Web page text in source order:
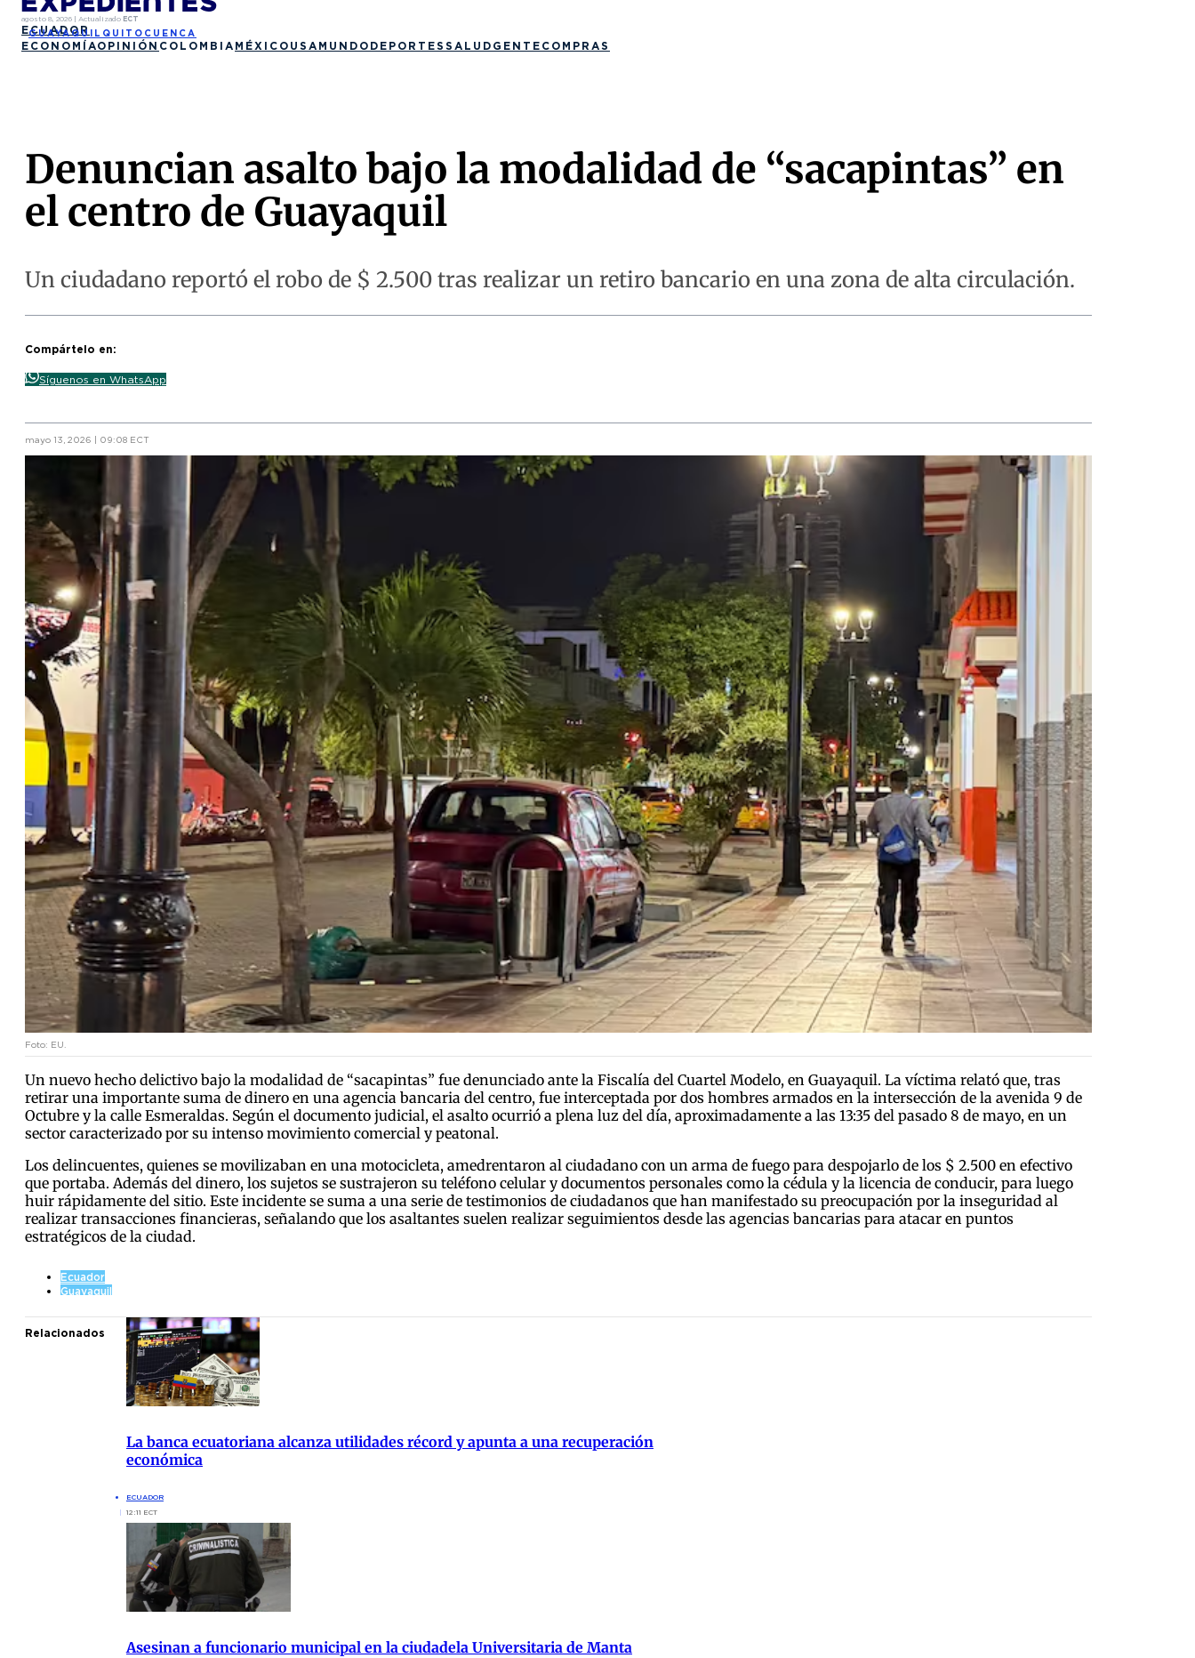
agosto 8, 2026 | Actualizado ECT
ECUADOR
GUAYAQUIL QUITO CUENCA
ECONOMÍAOPINIÓN COLOMBIA MÉXICO USA MUNDO DEPORTES SALUD GENTE COMPRAS
Denuncian asalto bajo la modalidad de “sacapintas” en
el centro de Guayaquil
Un ciudadano reportó el robo de $ 2.500 tras realizar un retiro bancario en una zona de alta circulación.
Compártelo en:
Síguenos en WhatsApp
mayo 13, 2026 | 09:08 ECT
Foto: EU.
Un nuevo hecho delictivo bajo la modalidad de “sacapintas” fue denunciado ante la Fiscalía del Cuartel Modelo, en Guayaquil. La víctima relató que, tras
retirar una importante suma de dinero en una agencia bancaria del centro, fue interceptada por dos hombres armados en la intersección de la avenida 9 de
Octubre y la calle Esmeraldas. Según el documento judicial, el asalto ocurrió a plena luz del día, aproximadamente a las 13:35 del pasado 8 de mayo, en un
sector caracterizado por su intenso movimiento comercial y peatonal.
Los delincuentes, quienes se movilizaban en una motocicleta, amedrentaron al ciudadano con un arma de fuego para despojarlo de los $ 2.500 en efectivo
que portaba. Además del dinero, los sujetos se sustrajeron su teléfono celular y documentos personales como la cédula y la licencia de conducir, para luego
huir rápidamente del sitio. Este incidente se suma a una serie de testimonios de ciudadanos que han manifestado su preocupación por la inseguridad al
realizar transacciones financieras, señalando que los asaltantes suelen realizar seguimientos desde las agencias bancarias para atacar en puntos
estratégicos de la ciudad.
Ecuador
Guayaquil
Relacionados
La banca ecuatoriana alcanza utilidades récord y apunta a una recuperación
económica
ECUADOR
12:11 ECT
Asesinan a funcionario municipal en la ciudadela Universitaria de Manta